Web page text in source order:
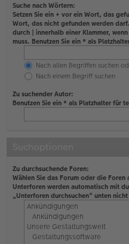
Suche nach Wörtern:
Setzen Sie ein + vor ein Wort, das
Wort, das nicht gefunden werden
durch | innerhalb einer Klammer,
muss. Benutzen Sie ein * als
Nach allen Begriffen suchen
Nach einem Begriff suchen
Zu suchender Autor:
Benutzen Sie ein * als Platzhalter für
Zu durchsuchende Foren:
Wählen Sie das Forum oder die
Unterforen werden automatisch mit
„Unterforen durchsuchen“ unten